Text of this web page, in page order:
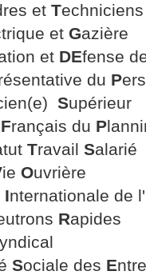
et Techniciens
et Gazière
et DEfense
du P
Supérieur
Français du P
Travail Salarié
ie Ouvrière
Internationale de l'
Rapides
yndical
Sociale des E